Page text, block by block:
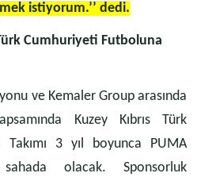
istiyorum.’’ dedi.
Cumhuriyeti Futboluna
ve Kemaler Group arasında
Kuzey Kıbrıs Türk
3 yıl boyunca PUMA
sahada olacak. Sponsorluk